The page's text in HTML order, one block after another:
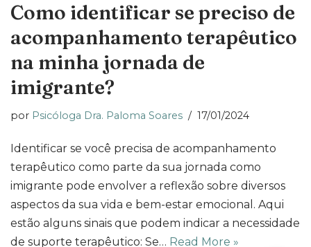
Como identificar se preciso de
acompanhamento terapêutico
na minha jornada de
imigrante?
por Psicóloga Dra. Paloma Soares 17/01/2024
Identificar se você precisa de acompanhamento
terapêutico como parte da sua jornada como
imigrante pode envolver a reflexão sobre diversos
aspectos da sua vida e bem-estar emocional. Aqui
estão alguns sinais que podem indicar a necessidade
de suporte terapêutico: Se… Read More »